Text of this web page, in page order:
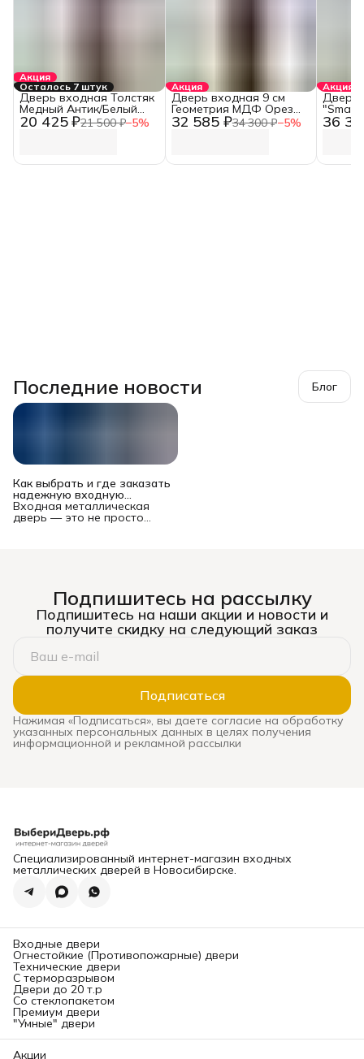
Акция
Осталось 7 штук
20 425 ₽21 500 ₽−5%
Дверь входная Толстяк
Медный Антик/Белый
Ясень (960 мм, Правая)
Акция
32 585 ₽34 300 ₽−5%
Дверь входная 9 см
Геометрия МДФ Орез
Каньон Коньяк/Эмалит
Белый Зеркало
Акция
36
Дверь
"Smart
Последние новости Блог
Как выбрать и где заказать
надежную входную
металлическую дверь в
Новосибирске?
Входная металлическая
дверь — это не просто
имущества и жильцов,
уровень шума, теплопотери
и даже эстетическое
восприятие жилья. Рынок
— от бюджетных до
премиальных, и выбор
может стать настоящим
испытанием. Ошибка
оборачивается
сквозняками, звоном при
каждом закрытии, риском
взлома и необходимостью
дорогой замены. В этом
профессионально
установить надежную
входную дверь, которая
прослужит десятилетиями.
Глава 1: Конструкция и
смотреть в первую
определяется ее
«начинкой». Вот основные
элементы, требующие
вашего внимания.
1. Каркас и толщина
металла:
Каркас:Должен быть
выполнен из
цельносварного стального
профиля (обычно
замкнутого коробчатого
сечения). Сборные
Подпишитесь на рассылку
Подпишитесь на наши акции и новости и
получите скидку на следующий заказ
Подписаться
Нажимая «Подписаться», вы даете согласие на обработку
указанных персональных данных в целях получения
информационной и рекламной рассылки
Специализированный интернет-магазин входных
металлических дверей в Новосибирске.
Входные двери
Огнестойкие (Противопожарные) двери
Технические двери
С терморазрывом
Двери до 20 т.р
Со стеклопакетом
Премиум двери
"Умные" двери
Акции